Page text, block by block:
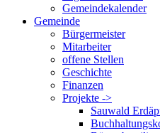
Gemeindekalender
Gemeinde
Bürgermeister
Mitarbeiter
offene Stellen
Geschichte
Finanzen
Projekte ->
Sauwald